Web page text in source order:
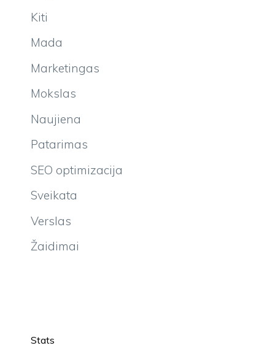
Kiti
Mada
Marketingas
Mokslas
Naujiena
Patarimas
SEO optimizacija
Sveikata
Verslas
Žaidimai
Stats